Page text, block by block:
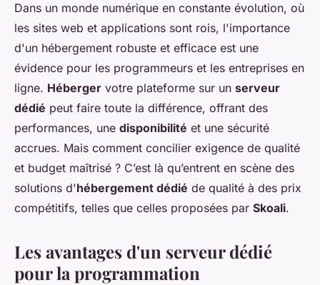
Dans un monde numérique en constante évolution, où
les sites web et applications sont rois, l'importance
d'un hébergement robuste et efficace est une
évidence pour les programmeurs et les entreprises en
ligne. Héberger votre plateforme sur un serveur
dédié peut faire toute la différence, offrant des
performances, une disponibilité et une sécurité
accrues. Mais comment concilier exigence de qualité
et budget maîtrisé ? C’est là qu’entrent en scène des
solutions d'hébergement dédié de qualité à des prix
compétitifs, telles que celles proposées par Skoali.
Les avantages d'un serveur dédié
pour la programmation